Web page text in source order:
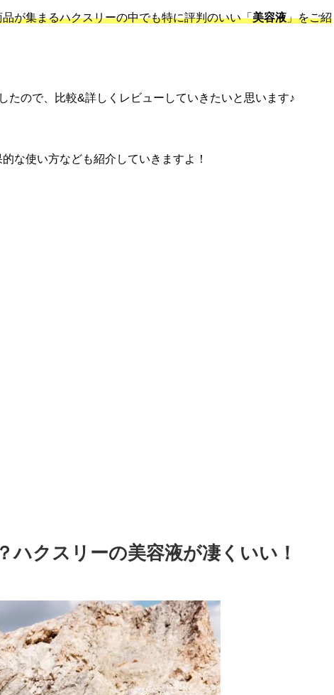
が集まるハクスリーの中でも特に評判のいい「美容液」をご紹
たので、比較&詳しくレビューしていきたいと思います♪
な使い方なども紹介していきますよ！
ハクスリーの美容液が凄くいい！